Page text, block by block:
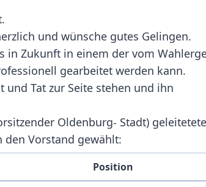
und wünsche gutes Gelingen.
in Zukunft in einem der vom
gearbeitet werden kann.
und Tat zur Seite stehen und ihn
Oldenburg- Stadt)
Vorstand gewählt:
Position